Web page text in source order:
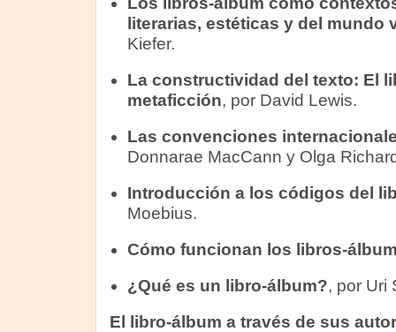
literarias, estéticas y del mundo
Kiefer.
La constructividad del texto: El
metaficción, por David Lewis.
Las convenciones
Donnarae MacCann y Olga
Introducción a los códigos del
Moebius.
Cómo funcionan los libros-
¿Qué es un libro-álbum?, por Uri
El libro-álbum a través de sus